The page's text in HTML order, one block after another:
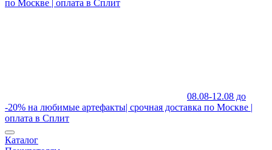
по Москве | оплата в Сплит
08.08-12.08 до
-20% на любимые артефакты| срочная доставка по Москве |
оплата в Сплит
Каталог